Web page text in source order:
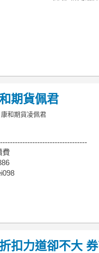
期貨佩君
和期貨凌佩君
費
扣力道卻不大